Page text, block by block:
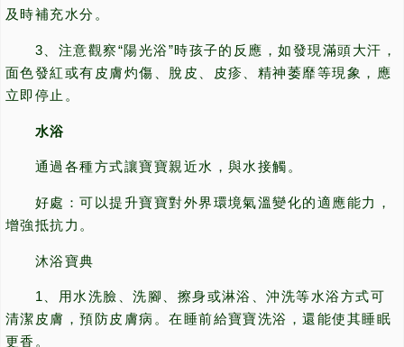
及時補充水分。
3、注意觀察“陽光浴”時孩子的反應，如發現滿頭大汗，
面色發紅或有皮膚灼傷、脫皮、皮疹、精神萎靡等現象，應
立即停止。
水浴
通過各種方式讓寶寶親近水，與水接觸。
好處：可以提升寶寶對外界環境氣溫變化的適應能力，
增強抵抗力。
沐浴寶典
1、用水洗臉、洗腳、擦身或淋浴、沖洗等水浴方式可
清潔皮膚，預防皮膚病。在睡前給寶寶洗浴，還能使其睡眠
更香。